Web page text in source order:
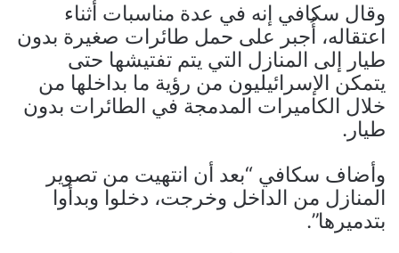
وقال سكافي إنه في عدة مناسبات أثناء
اعتقاله، أُجبر على حمل طائرات صغيرة بدون
طيار إلى المنازل التي يتم تفتيشها حتى
يتمكن الإسرائيليون من رؤية ما بداخلها من
خلال الكاميرات المدمجة في الطائرات بدون
طيار.
وأضاف سكافي “بعد أن انتهيت من تصوير
المنازل من الداخل وخرجت، دخلوا وبدأوا
بتدميرها”.